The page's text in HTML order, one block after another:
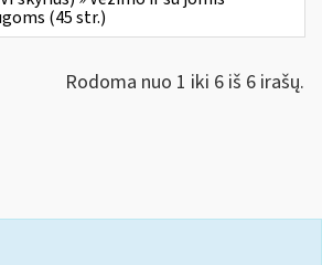
(45 str.)
Rodoma nuo 1 iki 6 iš 6 irašų.